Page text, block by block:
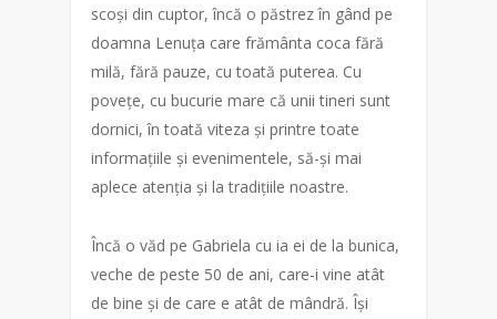
scoși din cuptor, încă o păstrez în gând pe
doamna Lenuța care frământa coca fără
milă, fără pauze, cu toată puterea. Cu
povețe, cu bucurie mare că unii tineri sunt
dornici, în toată viteza și printre toate
informațiile și evenimentele, să-și mai
aplece atenția și la tradițiile noastre.
Încă o văd pe Gabriela cu ia ei de la bunica,
veche de peste 50 de ani, care-i vine atât
de bine și de care e atât de mândră. Își